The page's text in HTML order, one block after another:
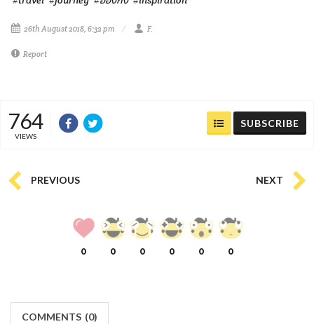
26th August 2018, 6:32 pm F.
Report
764
VIEWS
SUBSCRIBE
PREVIOUS NEXT
0 0 0 0 0 0
COMMENTS (0)